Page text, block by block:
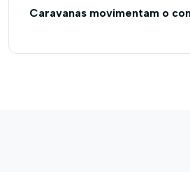
Caravanas movimentam o